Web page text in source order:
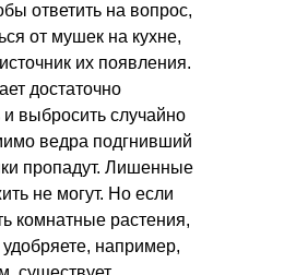
ответить на вопрос,
от мушек на кухне,
их появления.
достаточно
выбросить случайно
ведра подгнивший
пропадут. Лишенные
не могут. Но если
комнатные растения,
например,